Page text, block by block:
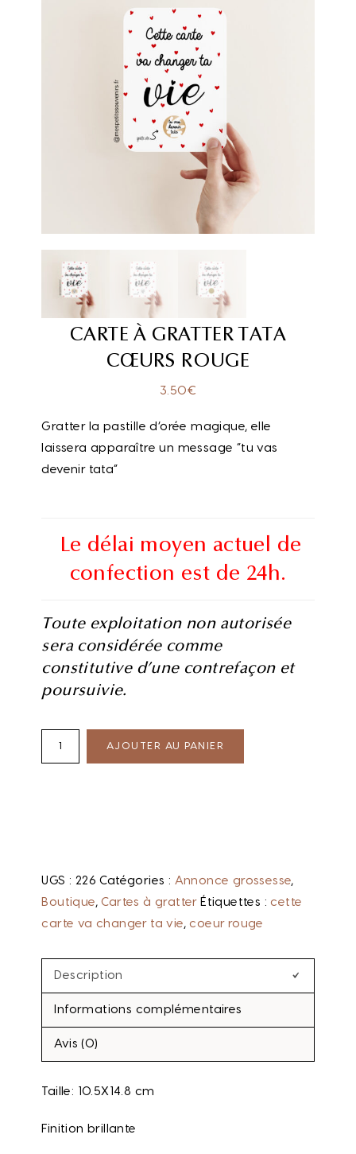
CARTE À GRATTER TATA
CŒURS ROUGE
3.50€
Gratter la pastille d’orée magique, elle
laissera apparaître un message “tu vas
devenir tata”
Le délai moyen actuel de
confection est de 24h.
Toute exploitation non autorisée
sera considérée comme
constitutive d’une contrefaçon et
poursuivie.
AJOUTER AU PANIER
UGS : 226 Catégories : Annonce grossesse,
Boutique,Cartes à gratter Étiquettes :cette
carte va changer ta vie,coeur rouge
Description
Informations complémentaires
Avis (0)
Taille: 10.5X14.8 cm
Finition brillante